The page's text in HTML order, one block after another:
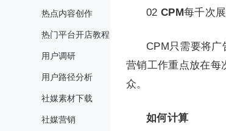
热点内容创作
热门平台开店教程
用户调研
用户路径分析
社媒素材下载
社媒营销
02 CPM每千次
CPM只需要将
营销工作重点放在每
众。
如何计算